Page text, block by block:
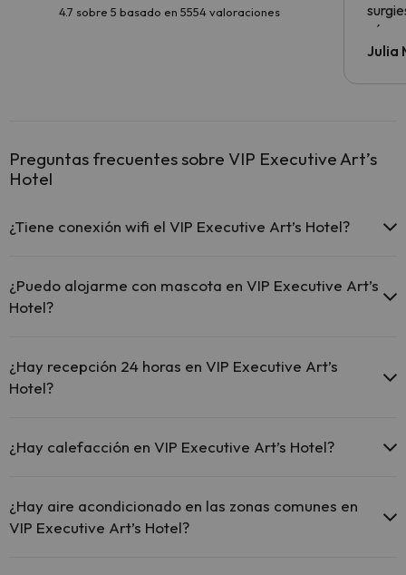
4.7 sobre 5 basado en 5554 valoraciones
todo
Julia
Preguntas frecuentes sobre VIP Executive Art’s
Hotel
¿Tiene conexión wifi el VIP Executive Art’s Hotel?
hotel.
El VIP Executive Art’s Hotel ofrece Wi-Fi gratuito en zonas
¿Puedo alojarme con mascota en VIP Executive Art’s
Hotel?
¿Hay recepción 24 horas en VIP Executive Art’s
Hotel?
¿Hay calefacción en VIP Executive Art’s Hotel?
¿Hay aire acondicionado en las zonas comunes en
VIP Executive Art’s Hotel?